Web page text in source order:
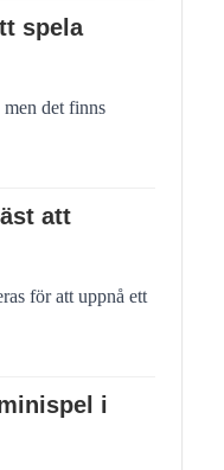
spela
det finns
att
för att uppnå ett
i